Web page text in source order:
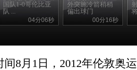
国队1-0哥伦比亚
队 ...
04分06秒
外突施冷箭稍稍
偏出球门
00分16秒
8月1日，2012年伦敦奥